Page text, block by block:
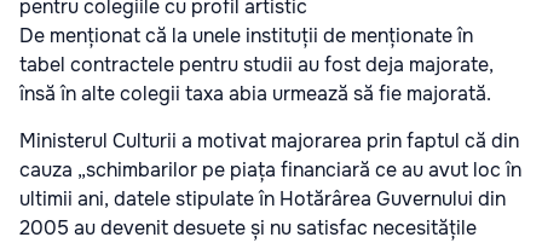
De menționat că la unele instituții de menționate în
tabel contractele pentru studii au fost deja majorate,
însă în alte colegii taxa abia urmează să fie majorată.
Ministerul Culturii a motivat majorarea prin faptul că din
cauza „schimbarilor pe piața financiară ce au avut loc în
ultimii ani, datele stipulate în Hotărârea Guvernului din
2005 au devenit desuete și nu satisfac necesitățile